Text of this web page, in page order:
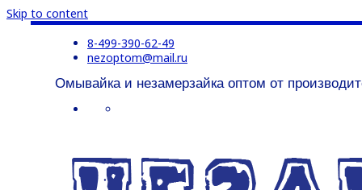
Skip to content
8-499-390-62-49
nezoptom@mail.ru
Омывайка и незамерзайка оптом от